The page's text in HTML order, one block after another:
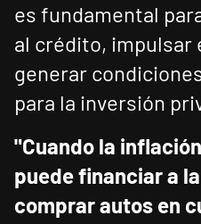
es fundamental
al crédito, impulsar
generar
para la inversión
"Cuando la
puede financiar a
comprar autos en